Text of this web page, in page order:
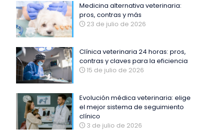
Medicina alternativa veterinaria:
pros, contras y más
23 de julio de 2026
Clínica veterinaria 24 horas: pros,
contras y claves para la eficiencia
15 de julio de 2026
Evolución médica veterinaria: elige
el mejor sistema de seguimiento
clínico
3 de julio de 2026